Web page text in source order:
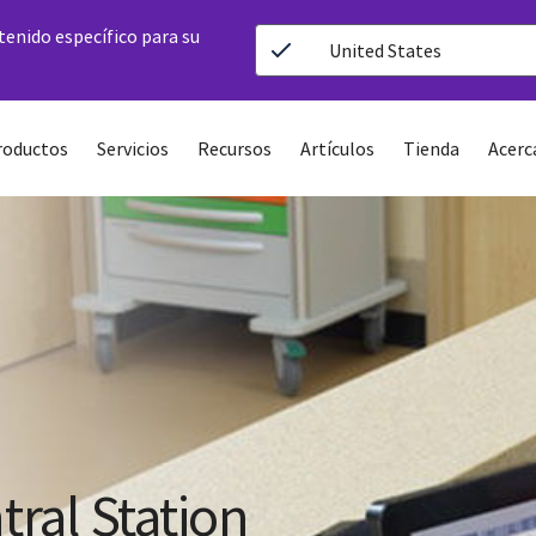
específico para su
United States
Servicios Recursos Artículos Tienda
Station